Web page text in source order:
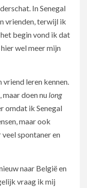
In Senegal
vrienden, terwijl ik
begin vond ik dat
wel meer mijn
vriend leren kennen.
doen nu long
omdat ik Senegal
maar ook
spontaner en
naar België en
vraag ik mij